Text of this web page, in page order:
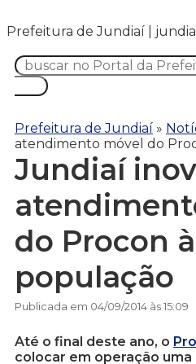
Prefeitura de Jundiaí |
Prefeitura de Jundiaí »
atendimento móvel do
Jundiaí
do Procon à
população
Publicada em 04/09/2014 às 15:09
Até o final deste ano, o
colocar em operação uma